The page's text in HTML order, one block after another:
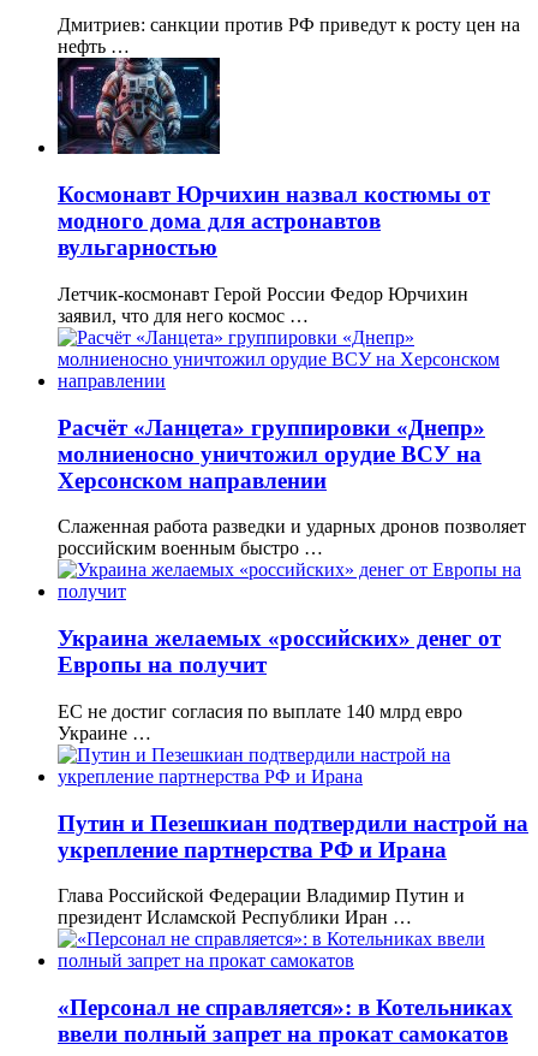
Дмитриев: санкции против РФ приведут к росту цен на
нефть …
Космонавт Юрчихин назвал костюмы от
модного дома для астронавтов
вульгарностью
Летчик-космонавт Герой России Федор Юрчихин
заявил, что для него космос …
Расчёт «Ланцета» группировки «Днепр»
молниеносно уничтожил орудие ВСУ на
Херсонском направлении
Слаженная работа разведки и ударных дронов позволяет
российским военным быстро …
Украина желаемых «российских» денег от
Европы на получит
ЕС не достиг согласия по выплате 140 млрд евро
Украине …
Путин и Пезешкиан подтвердили настрой на
укрепление партнерства РФ и Ирана
Глава Российской Федерации Владимир Путин и
президент Исламской Республики Иран …
«Персонал не справляется»: в Котельниках
ввели полный запрет на прокат самокатов